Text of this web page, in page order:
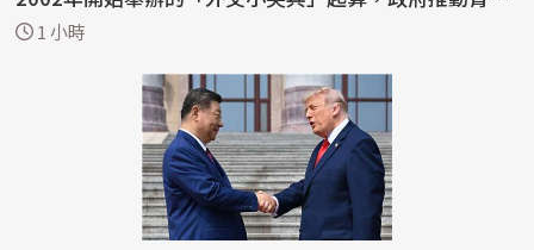
外交...
1 小時